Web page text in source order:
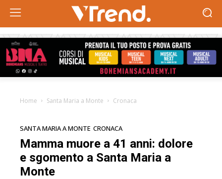
Home Santa Maria a Monte Cronaca
SANTA MARIA A MONTE CRONACA
Mamma muore a 41 anni: dolore
e sgomento a Santa Maria a
Monte